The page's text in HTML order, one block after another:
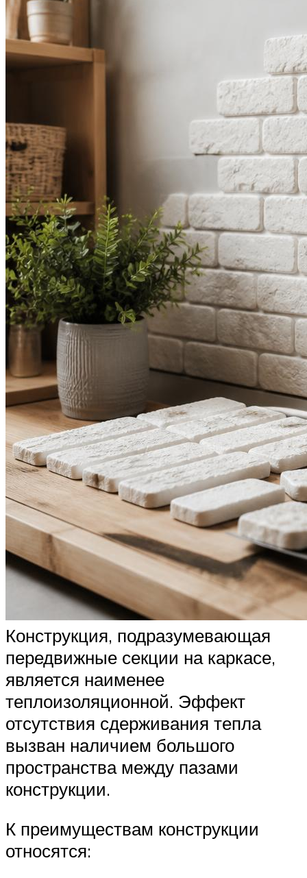
Конструкция, подразумевающая
передвижные секции на каркасе,
является наименее
теплоизоляционной. Эффект
отсутствия сдерживания тепла
вызван наличием большого
пространства между пазами
конструкции.
К преимуществам конструкции
относятся: